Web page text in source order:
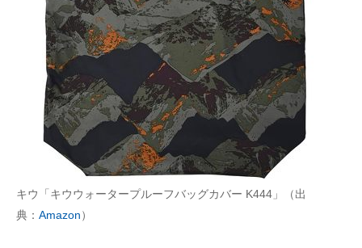
キウ「キウウォータープルーフバッグカバー K444」（出
典： Amazon）